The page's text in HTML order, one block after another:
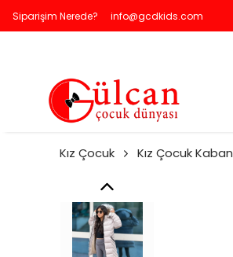
Siparişim Nerede? info@gcdkids.com
Kız Çocuk Kız Çocuk Kaban